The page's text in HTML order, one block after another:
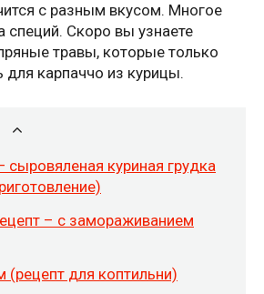
с разным вкусом. Многое
специй. Скоро вы узнаете
травы, которые только
карпаччо из курицы.
сыровяленая куриная грудка
– с замораживанием
(рецепт для коптильни)